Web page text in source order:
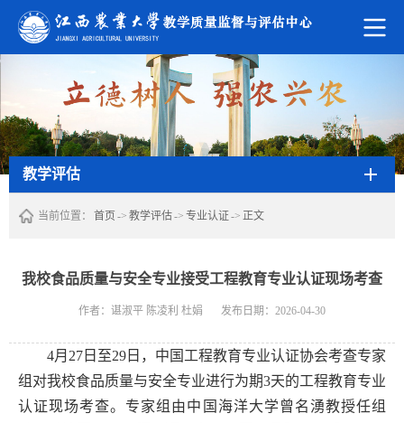
教学评估
当前位置： 首页 -> 教学评估-> 专业认证 -> 正文
我校食品质量与安全专业接受工程教育专业认证现场考查
作者：谌淑平 陈凌利 杜娟 发布日期：2026-04-30
4月27日至29日，中国工程教育专业认证协会考查专家
组对我校食品质量与安全专业进行为期3天的工程教育专业
认证现场考查。专家组由中国海洋大学曾名湧教授任组